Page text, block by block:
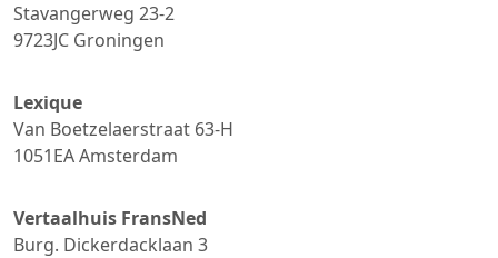
Stavangerweg 23-2
9723JC Groningen
Lexique
Van Boetzelaerstraat 63-H
1051EAAmsterdam
Vertaalhuis FransNed
Burg. Dickerdacklaan 3